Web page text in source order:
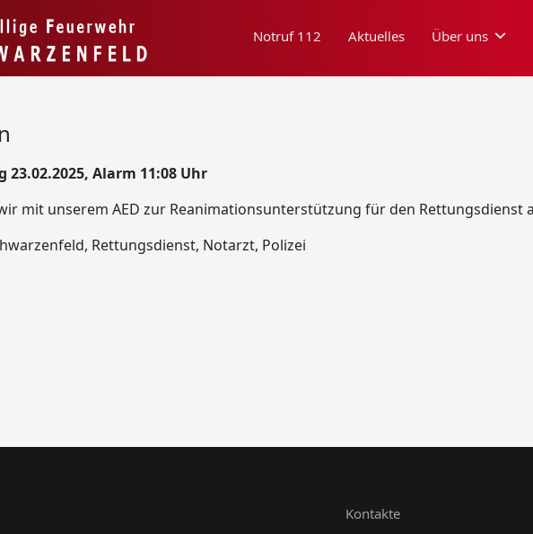
Notruf 112 Aktuelles Über uns
23.02.2025, Alarm 11:08 Uhr
mit unserem AED zur Reanimationsunterstützung für den Rettungsdienst
Rettungsdienst, Notarzt, Polizei
/ A93
Kontakte